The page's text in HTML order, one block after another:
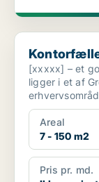
Kontorfællesskab i
[xxxxx] – et
ligger i et af
minutters kør...
Areal
7 - 150 m2
Pris pr. md.